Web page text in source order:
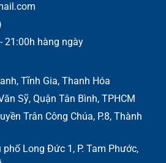
21:00h hàng ngày
Tĩnh Gia, Thanh Hóa
Sỹ, Quận Tân Bình, TPHCM
Trân Công Chúa, P.8, Thành
Long Đức 1, P. Tam Phước,